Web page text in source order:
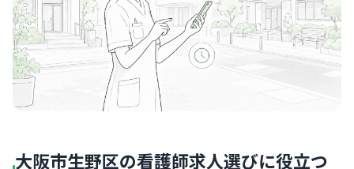
大阪市生野区の看護師求人選びに役立つ